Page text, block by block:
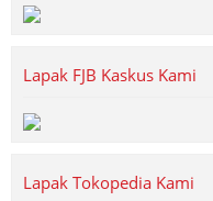
Lapak FJB Kaskus Kami
Lapak Tokopedia Kami